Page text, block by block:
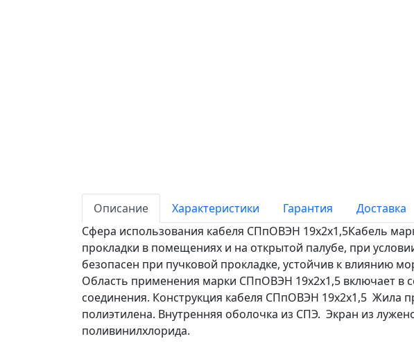
Описание Характеристики Гарантия
Доставка
Сфера использования кабеля СПпОВЭН 19х2х1,5Кабель
прокладки в помещениях и на открытой палубе, при
безопасен при пучковой прокладке, устойчив к влиянию
Область применения марки СПпОВЭН 19х2х1,5 включает
соединения. Конструкция кабеля СПпОВЭН 19х2х1,5
полиэтилена. Внутренняя оболочка из СПЭ. Экран из
поливинилхлорида.